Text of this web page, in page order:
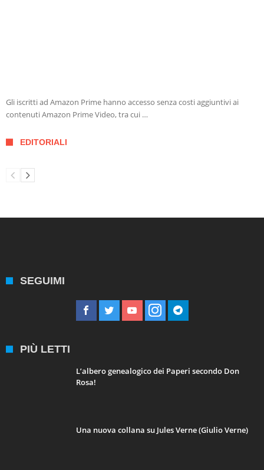
Gli iscritti ad Amazon Prime hanno accesso senza costi aggiuntivi ai
contenuti Amazon Prime Video, tra cui …
EDITORIALI
SEGUIMI
PIÙ LETTI
L’albero genealogico dei Paperi secondo Don
Rosa!
Una nuova collana su Jules Verne (Giulio Verne)